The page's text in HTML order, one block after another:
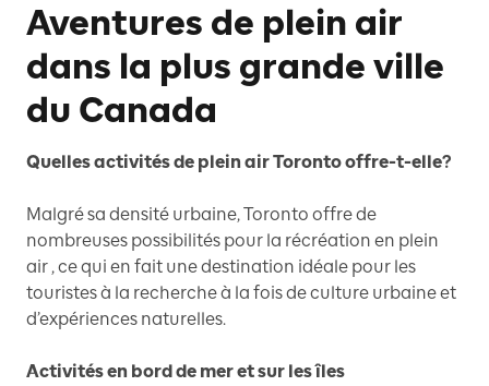
Aventures de plein air
dans la plus grande ville
du Canada
Quelles activités de plein air Toronto offre-t-elle?
Malgré sa densité urbaine, Toronto offre de
nombreuses possibilités pour la récréation en plein
air , ce qui en fait une destination idéale pour les
touristes à la recherche à la fois de culture urbaine et
d’expériences naturelles.
Activités en bord de mer et sur les îles